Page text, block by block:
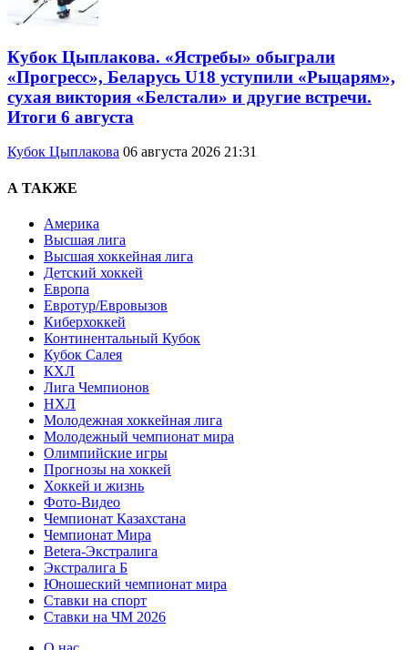
Кубок Цыплакова. «Ястребы» обыграли
«Прогресс», Беларусь U18 уступили «Рыцарям»,
сухая виктория «Белстали» и другие встречи.
Итоги 6 августа
Кубок Цыплакова 06 августа 2026 21:31
А ТАКЖЕ
Америка
Высшая лига
Высшая хоккейная лига
Детский хоккей
Европа
Евротур/Евровызов
Киберхоккей
Континентальный Кубок
Кубок Салея
КХЛ
Лига Чемпионов
НХЛ
Молодежная хоккейная лига
Молодежный чемпионат мира
Олимпийские игры
Прогнозы на хоккей
Хоккей и жизнь
Фото-Видео
Чемпионат Казахстана
Чемпионат Мира
Betera-Экстралига
Экстралига Б
Юношеский чемпионат мира
Ставки на спорт
Ставки на ЧМ 2026